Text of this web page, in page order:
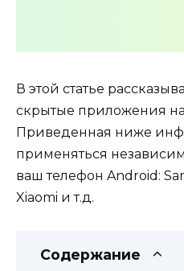
В этой статье
скрытые приложения на
Приведенная ниже
применяться
ваш телефон Android:
Xiaomi и т.д.
Содержание